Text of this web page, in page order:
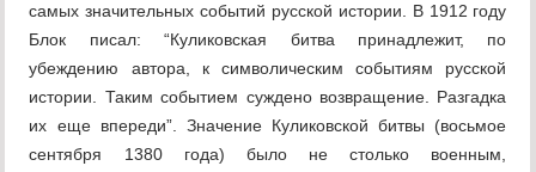
самых значительных событий русской истории. В 1912 году
Блок писал: “Куликовская битва принадлежит, по
убеждению автора, к символическим событиям русской
истории. Таким событием суждено возвращение. Разгадка
их еще впереди”. Значение Куликовской битвы (восьмое
сентября 1380 года) было не столько военным,